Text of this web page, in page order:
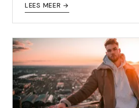
LEES MEER →